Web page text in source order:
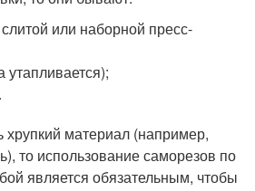
или наборной пресс-
утапливается);
хрупкий материал (например,
то использование саморезов по
является обязательным, чтобы